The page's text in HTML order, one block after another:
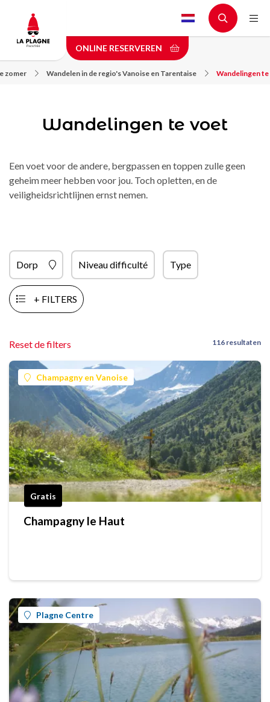
main
content
ONLINE RESERVEREN
zomer Wandelen in de regio's Vanoise en Tarentaise Wandelingen
Wandelingen te voet
Een voet voor de andere, bergpassen en toppen zulle geen
geheim meer hebben voor jou. Toch opletten, en de
veiligheidsrichtlijnen ernst nemen.
Dorp Niveau difficulté Type
+ FILTERS
Reset de filters 116 resultaten
Champagny en Vanoise
Gratis
Champagny le Haut
Plagne Centre